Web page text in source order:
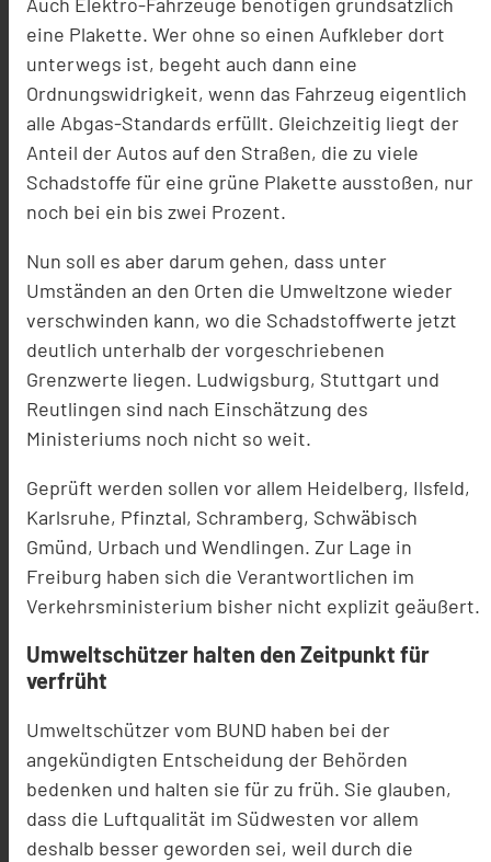
eine Plakette. Wer ohne so einen Aufkleber dort
unterwegs ist, begeht auch dann eine
Ordnungswidrigkeit, wenn das Fahrzeug eigentlich
alle Abgas-Standards erfüllt. Gleichzeitig liegt der
Anteil der Autos auf den Straßen, die zu viele
Schadstoffe für eine grüne Plakette ausstoßen, nur
noch bei ein bis zwei Prozent.
Nun soll es aber darum gehen, dass unter
Umständen an den Orten die Umweltzone wieder
verschwinden kann, wo die Schadstoffwerte jetzt
deutlich unterhalb der vorgeschriebenen
Grenzwerte liegen. Ludwigsburg, Stuttgart und
Reutlingen sind nach Einschätzung des
Ministeriums noch nicht so weit.
Geprüft werden sollen vor allem Heidelberg, Ilsfeld,
Karlsruhe, Pfinztal, Schramberg, Schwäbisch
Gmünd, Urbach und Wendlingen. Zur Lage in
Freiburg haben sich die Verantwortlichen im
Verkehrsministerium bisher nicht explizit geäußert.
Umweltschützer halten den Zeitpunkt für
verfrüht
Umweltschützer vom BUND haben bei der
angekündigten Entscheidung der Behörden
bedenken und halten sie für zu früh. Sie glauben,
dass die Luftqualität im Südwesten vor allem
deshalb besser geworden sei, weil durch die